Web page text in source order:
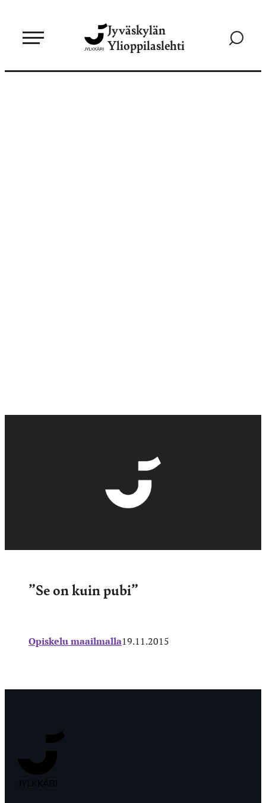
sisältöön
Jyväskylän
Ylioppilaslehti
Siirry
”Se on kuin pubi”
Opiskelu maailmalla19.11.2015